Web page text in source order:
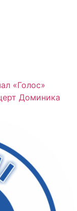
«Голос»
Доминика